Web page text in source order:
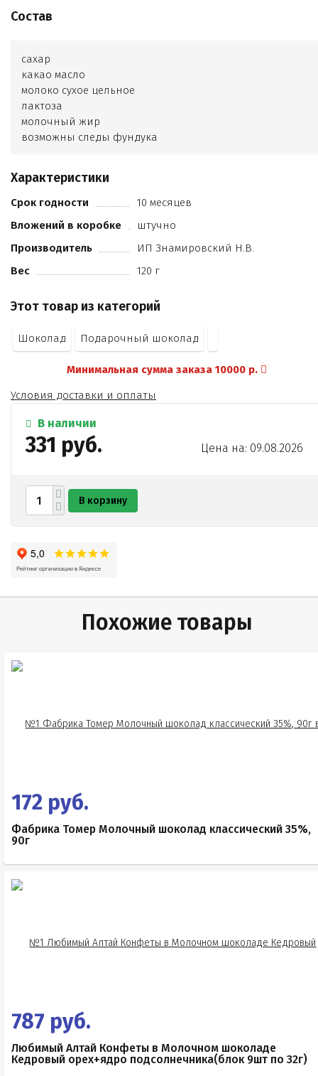
Состав
сахар
какао масло
молоко сухое цельное
лактоза
молочный жир
возможны следы фундука
какао продуктов не менее 28%
кандурин
пищевой краситель.
Характеристики
Срок годности
10 месяцев
Вложений в коробке
штучно
Производитель
ИП Знамировский Н.В.
Вес
120 г
Этот товар из категорий
Шоколад Подарочный шоколад
Минимальная сумма заказа 10000 р.
Условия доставки и оплаты
В наличии
331 руб. Цена на: 09.08.2026
В корзину
Похожие товары
172 руб.
Фабрика Томер Молочный шоколад классический 35%,
90г
787 руб.
Любимый Алтай Конфеты в Молочном шоколаде
Кедровый орех+ядро подсолнечника(блок 9шт по 32г)